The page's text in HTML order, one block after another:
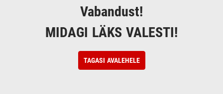
Vabandust!
MIDAGI LÄKS VALESTI!
TAGASI AVALEHELE